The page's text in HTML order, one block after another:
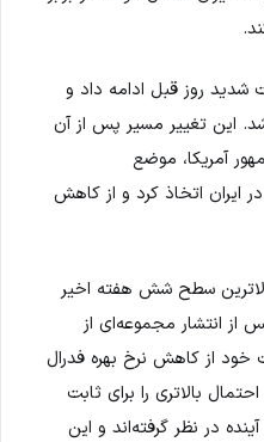
شدید روز قبل ادامه داد و
این تغییر مسیر پس از آن
آمریکا، موضع
ایران اتخاذ کرد و از کاهش
سطح شش هفته اخیر
از انتشار مجموعه‌ای از
خود از کاهش نرخ بهره فدرال
بالاتری را برای ثابت
در نظر گرفته‌اند و این